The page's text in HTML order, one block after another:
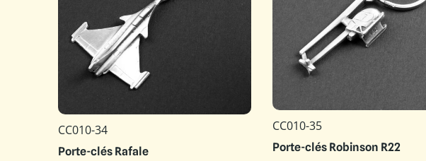
CC010-34
Porte-clés Rafale
CC010-35
Porte-clés Robinson R22